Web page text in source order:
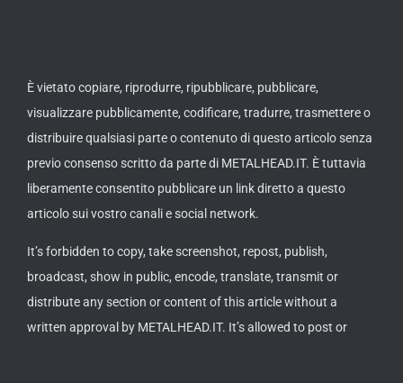
È vietato copiare, riprodurre, ripubblicare, pubblicare,
visualizzare pubblicamente, codificare, tradurre, trasmettere o
distribuire qualsiasi parte o contenuto di questo articolo senza
previo consenso scritto da parte di METALHEAD.IT. È tuttavia
liberamente consentito pubblicare un link diretto a questo
articolo sui vostro canali e social network.
It’s forbidden to copy, take screenshot, repost, publish,
broadcast, show in public, encode, translate, transmit or
distribute any section or content of this article without a
written approval by METALHEAD.IT. It’s allowed to post or